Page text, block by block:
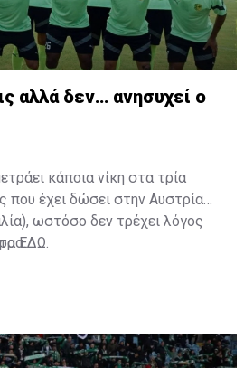
αλλά δεν… ανησυχεί ο
κάποια νίκη στα τρία
που έχει δώσει στην Αυστρία
ωστόσο δεν τρέχει λόγος
ΕΔΩ.